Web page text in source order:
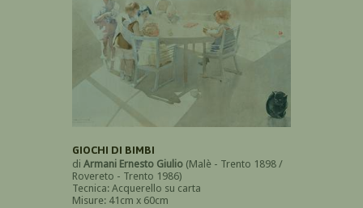
GIOCHI DI BIMBI
di Armani Ernesto Giulio (Malè - Trento 1898 /
Rovereto - Trento 1986)
Tecnica: Acquerello su carta
Misure: 41cm x 60cm